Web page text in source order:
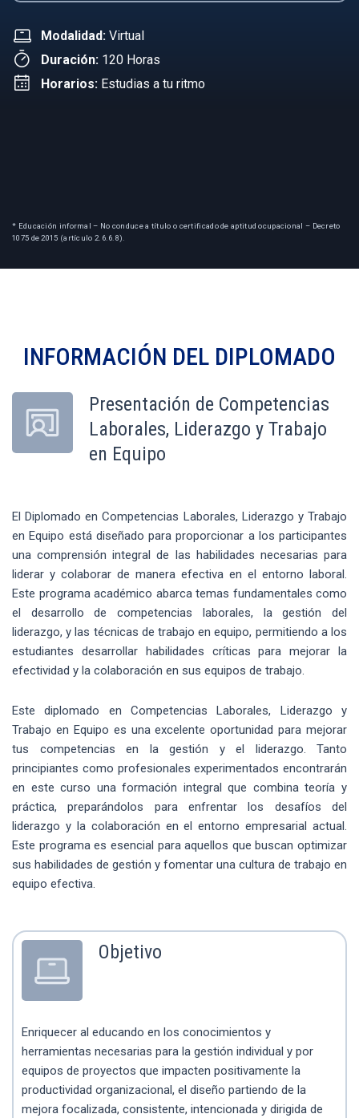
Modalidad: Virtual
Duración: 120 Horas
Horarios: Estudias a tu ritmo
* Educación informal – No conduce a título o certificado de aptitud ocupacional – Decreto
1075 de 2015 (artículo 2.6.6.8).
INFORMACIÓN DEL DIPLOMADO
Presentación de Competencias
Laborales, Liderazgo y Trabajo
en Equipo
El Diplomado en Competencias Laborales, Liderazgo y Trabajo
en Equipo está diseñado para proporcionar a los participantes
una comprensión integral de las habilidades necesarias para
liderar y colaborar de manera efectiva en el entorno laboral.
Este programa académico abarca temas fundamentales como
el desarrollo de competencias laborales, la gestión del
liderazgo, y las técnicas de trabajo en equipo, permitiendo a los
estudiantes desarrollar habilidades críticas para mejorar la
efectividad y la colaboración en sus equipos de trabajo.
Este diplomado en Competencias Laborales, Liderazgo y
Trabajo en Equipo es una excelente oportunidad para mejorar
tus competencias en la gestión y el liderazgo. Tanto
principiantes como profesionales experimentados encontrarán
en este curso una formación integral que combina teoría y
práctica, preparándolos para enfrentar los desafíos del
liderazgo y la colaboración en el entorno empresarial actual.
Este programa es esencial para aquellos que buscan optimizar
sus habilidades de gestión y fomentar una cultura de trabajo en
equipo efectiva.
Objetivo
Enriquecer al educando en los conocimientos y
herramientas necesarias para la gestión individual y por
equipos de proyectos que impacten positivamente la
productividad organizacional, el diseño partiendo de la
mejora focalizada, consistente, intencionada y dirigida de